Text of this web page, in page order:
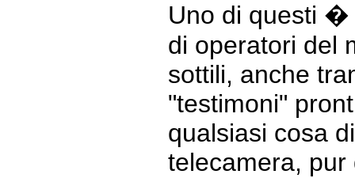
Uno di questi �
di operatori del
sottili, anche
"testimoni"
qualsiasi cosa
telecamera,